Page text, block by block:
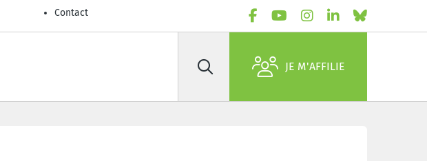
Contact
Rechercher JE M'AFFILIE